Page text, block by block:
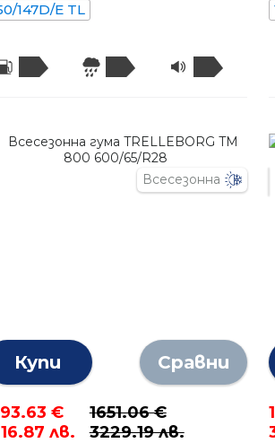
147D/E TL
Всесезонна
Купи Сравни
€
лв.
1651.06 €
3229.19 лв.